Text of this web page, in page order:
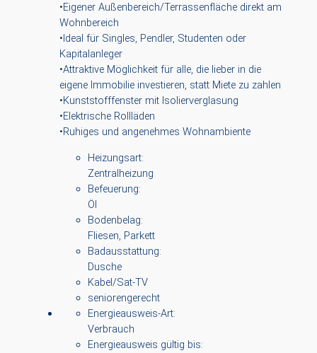
•Eigener Außenbereich/Terrassenfläche direkt am
Wohnbereich
•Ideal für Singles, Pendler, Studenten oder
Kapitalanleger
•Attraktive Möglichkeit für alle, die lieber in die
eigene Immobilie investieren, statt Miete zu zahlen
•Kunststofffenster mit Isolierverglasung
•Elektrische Rollläden
•Ruhiges und angenehmes Wohnambiente
Heizungsart:
Zentralheizung
Befeuerung:
Öl
Bodenbelag:
Fliesen, Parkett
Badausstattung:
Dusche
Kabel/Sat-TV
seniorengerecht
Energieausweis-Art:
Verbrauch
Energieausweis gültig bis: